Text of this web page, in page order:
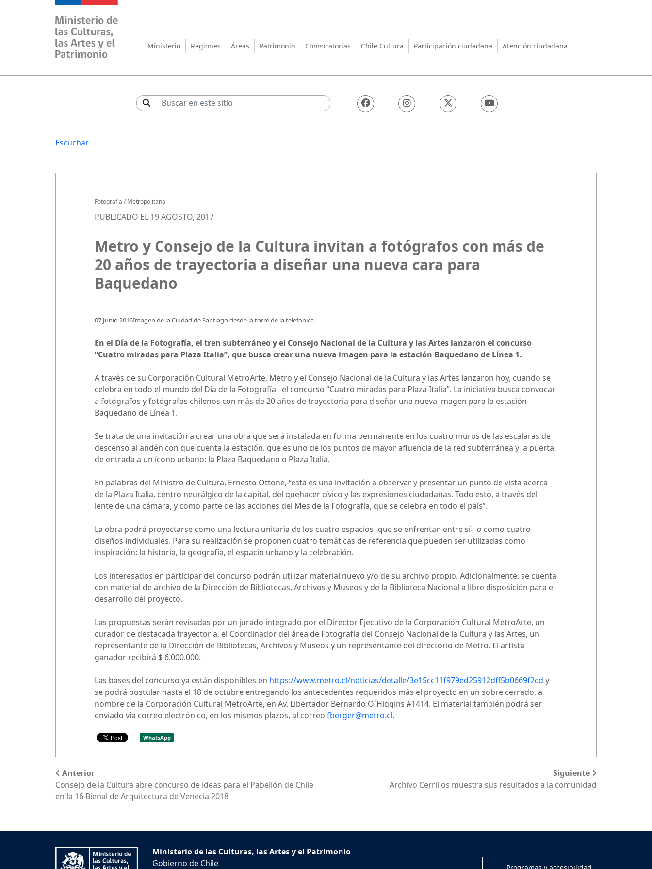
Ministerio de las Culturas, las Artes y el Patrimonio
Ministerio Regiones Áreas Patrimonio Convocatorias Chile Cultura Participación ciudadana Atención ciudadana
Escuchar
Fotografía /Metropolitana
PUBLICADO EL 19 AGOSTO, 2017
Metro y Consejo de la Cultura invitan a fotógrafos con más de
20 años de trayectoria a diseñar una nueva cara para
Baquedano
07 Junio 2016Imagen de la Ciudad de Santiago desde la torre de la telefonica.
En el Día de la Fotografía, el tren subterráneo y el Consejo Nacional de la Cultura y las Artes lanzaron el concurso
“Cuatro miradas para Plaza Italia”, que busca crear una nueva imagen para la estación Baquedano de Línea 1.
A través de su Corporación Cultural MetroArte, Metro y el Consejo Nacional de la Cultura y las Artes lanzaron hoy, cuando se
celebra en todo el mundo del Día de la Fotografía, el concurso “Cuatro miradas para Plaza Italia”. La iniciativa busca convocar
a fotógrafos y fotógrafas chilenos con más de 20 años de trayectoria para diseñar una nueva imagen para la estación
Baquedano de Línea 1.
Se trata de una invitación a crear una obra que será instalada en forma permanente en los cuatro muros de las escalaras de
descenso al andén con que cuenta la estación, que es uno de los puntos de mayor afluencia de la red subterránea y la puerta
de entrada a un ícono urbano: la Plaza Baquedano o Plaza Italia.
En palabras del Ministro de Cultura, Ernesto Ottone, “esta es una invitación a observar y presentar un punto de vista acerca
de la Plaza Italia, centro neurálgico de la capital, del quehacer cívico y las expresiones ciudadanas. Todo esto, a través del
lente de una cámara, y como parte de las acciones del Mes de la Fotografía, que se celebra en todo el país”.
La obra podrá proyectarse como una lectura unitaria de los cuatro espacios -que se enfrentan entre sí- o como cuatro
diseños individuales. Para su realización se proponen cuatro temáticas de referencia que pueden ser utilizadas como
inspiración: la historia, la geografía, el espacio urbano y la celebración.
Los interesados en participar del concurso podrán utilizar material nuevo y/o de su archivo propio. Adicionalmente, se cuenta
con material de archivo de la Dirección de Bibliotecas, Archivos y Museos y de la Biblioteca Nacional a libre disposición para el
desarrollo del proyecto.
Las propuestas serán revisadas por un jurado integrado por el Director Ejecutivo de la Corporación Cultural MetroArte, un
curador de destacada trayectoria, el Coordinador del área de Fotografía del Consejo Nacional de la Cultura y las Artes, un
representante de la Dirección de Bibliotecas, Archivos y Museos y un representante del directorio de Metro. El artista
ganador recibirá $ 6.000.000.
Las bases del concurso ya están disponibles en https://www.metro.cl/noticias/detalle/3e15cc11f979ed25912dff5b0669f2cd y
se podrá postular hasta el 18 de octubre entregando los antecedentes requeridos más el proyecto en un sobre cerrado, a
nombre de la Corporación Cultural MetroArte, en Av. Libertador Bernardo O´Higgins #1414. El material también podrá ser
enviado vía correo electrónico, en los mismos plazos, al correo fberger@metro.cl.
WhatsApp
Anterior
Consejo de la Cultura abre concurso de ideas para el Pabellón de Chile
en la 16 Bienal de Arquitectura de Venecia 2018
Siguiente
Archivo Cerrillos muestra sus resultados a la comunidad
Ministerio de las Culturas, las Artes y el Patrimonio
Gobierno de Chile
Programas y accesibilidad